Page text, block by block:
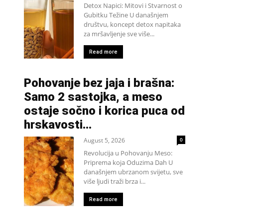
Detox Napici: Mitovi i Stvarnost o
Gubitku Težine U današnjem
društvu, koncept detox napitaka
za mršavljenje sve više...
Read more
Pohovanje bez jaja i brašna:
Samo 2 sastojka, a meso
ostaje sočno i korica puca od
hrskavosti…
August 5, 2026 0
Revolucija u Pohovanju Meso:
Priprema koja Oduzima Dah U
današnjem ubrzanom svijetu, sve
više ljudi traži brza i...
Read more